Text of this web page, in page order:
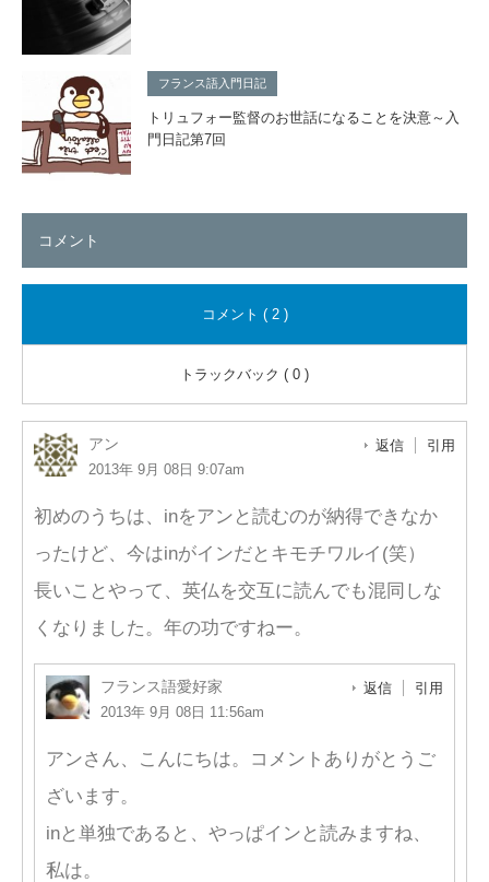
フランス語入門日記
トリュフォー監督のお世話になることを決意～入
門日記第7回
コメント
コメント ( 2 )
トラックバック ( 0 )
アン
2013年 9月 08日 9:07am
返信 引用
初めのうちは、inをアンと読むのが納得できなか
ったけど、今はinがインだとキモチワルイ(笑）
長いことやって、英仏を交互に読んでも混同しな
くなりました。年の功ですねー。
フランス語愛好家
2013年 9月 08日 11:56am
返信 引用
アンさん、こんにちは。コメントありがとうご
ざいます。
inと単独であると、やっぱインと読みますね、
私は。